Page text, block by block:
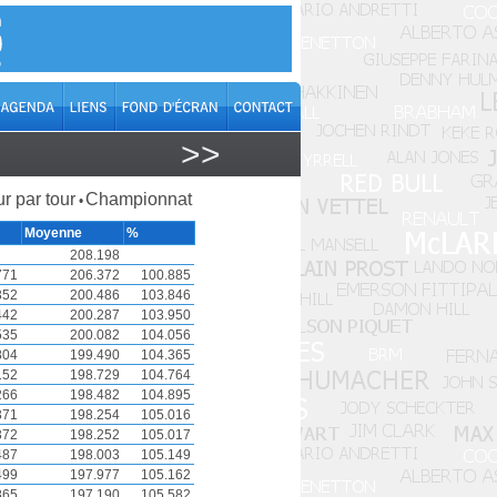
>>
par tour •Championnat
Moyenne
%
208.198
206.372
100.885
200.486
103.846
200.287
103.950
200.082
104.056
199.490
104.365
198.729
104.764
198.482
104.895
198.254
105.016
198.252
105.017
198.003
105.149
197.977
105.162